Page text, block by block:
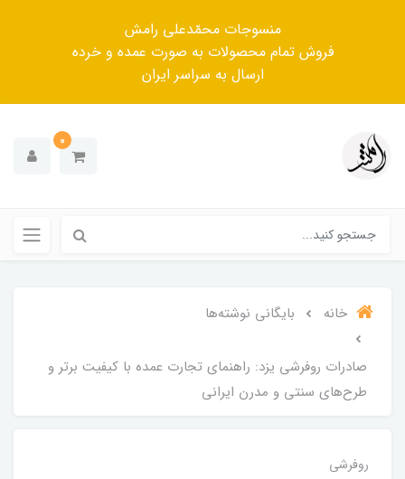
منسوجات محمّدعلی رامش
فروش تمام محصولات به صورت عمده و خرده
ارسال به سراسر ایران
0
خانه بایگانی نوشته‌ها
صادرات روفرشی یزد: راهنمای تجارت عمده با کیفیت برتر و
طرح‌های سنتی و مدرن ایرانی
روفرشی